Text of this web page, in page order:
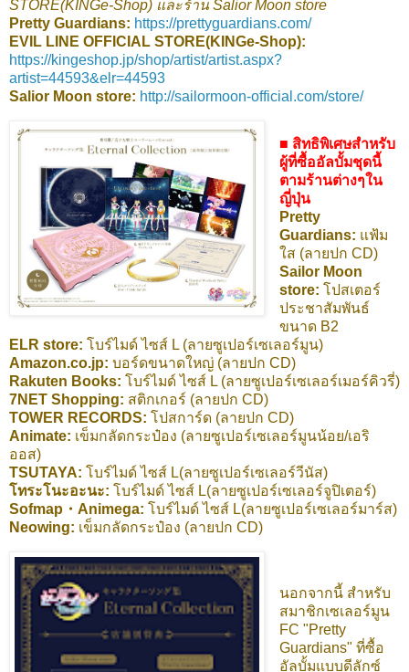
STORE(KINGe-Shop) และร้าน Salior Moon store
Pretty Guardians: https://prettyguardians.com/
EVIL LINE OFFICIAL STORE(KINGe-Shop):
https://kingeshop.jp/shop/artist/artist.aspx?
artist=44593&elr=44593
Salior Moon store: http://sailormoon-official.com/store/
■ สิทธิพิเศษสำหรับ
ผู้ที่ซื้ออัลบั้มชุดนี้
ตามร้านต่างๆใน
ญี่ปุ่น
Pretty
Guardians: แฟ้ม
ใส (ลายปก CD)
Sailor Moon
store: โปสเตอร์
ประชาสัมพันธ์
ขนาด B2
ELR store: โบร์ไมด์ ไซส์ L (ลายซูเปอร์เซเลอร์มูน)
Amazon.co.jp: บอร์ดขนาดใหญ่ (ลายปก CD)
Rakuten Books: โบร์ไมด์ ไซส์ L (ลายซูเปอร์เซเลอร์เมอร์คิวรี่)
7NET Shopping: สติกเกอร์ (ลายปก CD)
TOWER RECORDS: โปสการ์ด (ลายปก CD)
Animate: เข็มกลัดกระป๋อง (ลายซูเปอร์เซเลอร์มูนน้อย/เอริ
ออส)
TSUTAYA: โบร์ไมด์ ไซส์ L(ลายซูเปอร์เซเลอร์วีนัส)
โทระโนะอะนะ: โบร์ไมด์ ไซส์ L(ลายซูเปอร์เซเลอร์จูปิเตอร์)
Sofmap・Animega: โบร์ไมด์ ไซส์ L(ลายซูเปอร์เซเลอร์มาร์ส)
Neowing: เข็มกลัดกระป๋อง (ลายปก CD)
นอกจากนี้ สำหรับ
สมาชิกเซเลอร์มูน
FC "Pretty
Guardians" ที่ซื้อ
อัลบั้มแบบดีลักซ์